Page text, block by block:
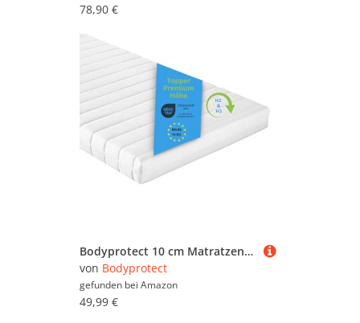
78,90 €
Bodyprotect 10 cm Matratzenauflage 90 x 200 Kaltschaum Topper, Matratzentopper mit Härtegrad 2 & 3, Matratzenschoner Ökotex Zertifiziert, Made in EU
von Bodyprotect
gefunden bei Amazon
49,99 €